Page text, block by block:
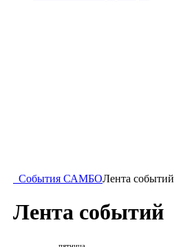
События САМБОЛента событий
Лента событий